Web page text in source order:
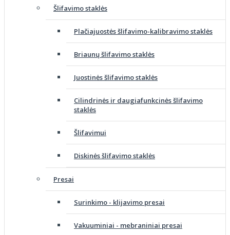
Šlifavimo staklės
Plačiajuostės šlifavimo-kalibravimo staklės
Briaunų šlifavimo staklės
Juostinės šlifavimo staklės
Cilindrinės ir daugiafunkcinės šlifavimo
staklės
Šlifavimui
Diskinės šlifavimo staklės
Presai
Surinkimo - klijavimo presai
Vakuuminiai - mebraniniai presai